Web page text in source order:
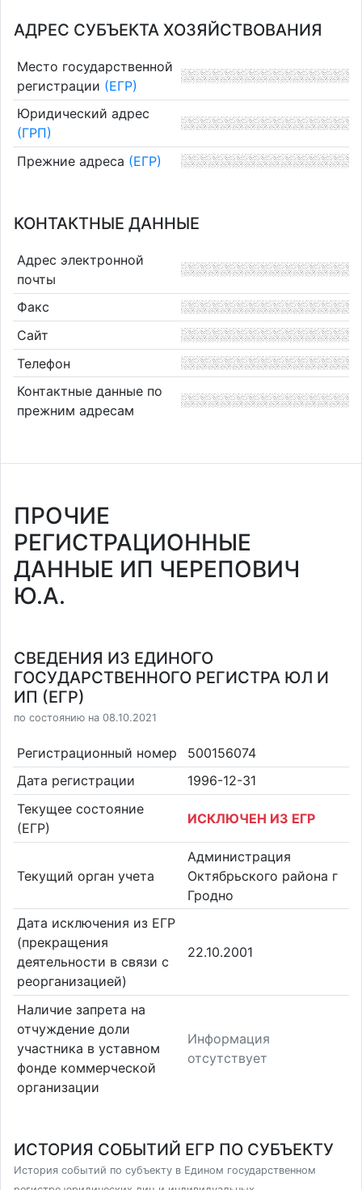
АДРЕС СУБЪЕКТА ХОЗЯЙСТВОВАНИЯ
Место государственной
регистрации (ЕГР)
Юридический адрес
(ГРП)
Прежние адреса (ЕГР)
КОНТАКТНЫЕ ДАННЫЕ
Адрес электронной
почты
Факс
Сайт
Телефон
Контактные данные по
прежним адресам
ПРОЧИЕ
РЕГИСТРАЦИОННЫЕ
ДАННЫЕ ИП ЧЕРЕПОВИЧ
Ю.А.
СВЕДЕНИЯ ИЗ ЕДИНОГО
ГОСУДАРСТВЕННОГО РЕГИСТРА ЮЛ И
ИП (ЕГР)
по состоянию на 08.10.2021
Регистрационный номер
500156074
Дата регистрации
1996-12-31
Текущее состояние
(ЕГР)
ИСКЛЮЧЕН ИЗ ЕГР
Текущий орган учета
Администрация
Октябрьского района г
Гродно
Дата исключения из ЕГР
(прекращения
деятельности в связи с
реорганизацией)
22.10.2001
Наличие запрета на
отчуждение доли
участника в уставном
фонде коммерческой
организации
Информация
отсутствует
ИСТОРИЯ СОБЫТИЙ ЕГР ПО СУБЪЕКТУ
История событий по субъекту в Едином государственном